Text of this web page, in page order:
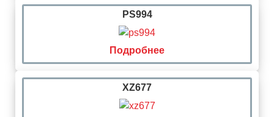
PS994
Подробнее
XZ677